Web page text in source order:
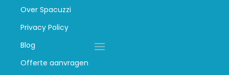
Over Spacuzzi
Privacy Policy
Blog
Offerte aanvragen